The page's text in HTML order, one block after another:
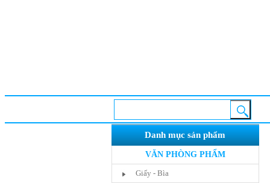
Danh mục sản phẩm
VĂN PHÒNG PHẨM
Giấy - Bìa